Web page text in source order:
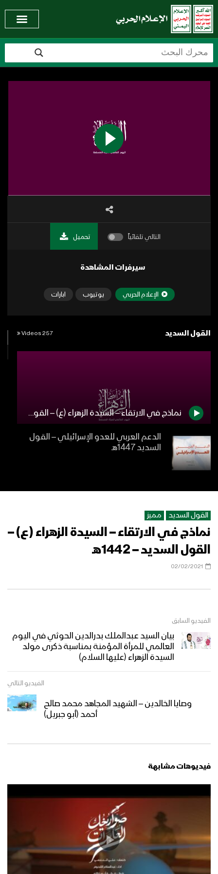
التالي تلقائياً تحميل
سيرفرات المشاهدة
الإعلام الحربي يوتيوب ابارات
القول السديد 257 Videos
نماذج في الارتقاء – السيدة الزهراء (ع) – القول السديد – 1442هـ
الدعم العربي للعدو الإسرائيلي – القول
السديد 1447هـ
مهمة تجريد الأمة من السلاح – القول
إيقافاً غير مشروط – القول السديد 1447هـ
تجديد العهد لرسول الله – القول السديد
أعداؤنا متوحشون مجرمون – القول
القول السديد مميز
نماذج في الارتقاء – السيدة الزهراء (ع) –
القول السديد – 1442هـ
02/02/2021
الفيديو السابق
بيان السيد عبدالملك بدرالدين الحوثي في اليوم
العالمي للمرأة المؤمنة بمناسبة ذكرى مولد
السيدة الزهراء (عليها السلام)
الفيديو التالي
وصايا الخالدين – الشهيد المجاهد محمد صالح
أحمد (أبو جبريل)
فيديوهات مشابهة